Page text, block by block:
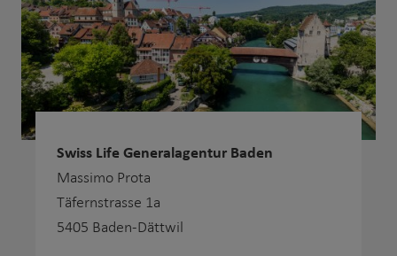
Swiss Life Generalagentur Baden
Massimo Prota
Täfernstrasse 1a
5405 Baden-Dättwil